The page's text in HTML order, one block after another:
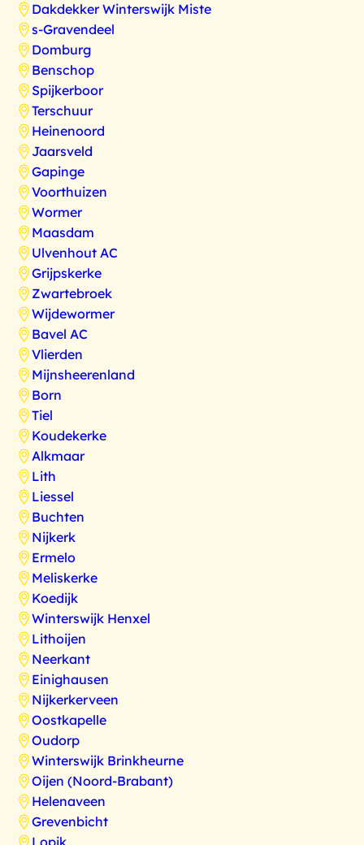
Dakdekker Winterswijk Miste
s-Gravendeel
Domburg
Benschop
Spijkerboor
Terschuur
Heinenoord
Jaarsveld
Gapinge
Voorthuizen
Wormer
Maasdam
Ulvenhout AC
Grijpskerke
Zwartebroek
Wijdewormer
Bavel AC
Vlierden
Mijnsheerenland
Born
Tiel
Koudekerke
Alkmaar
Lith
Liessel
Buchten
Nijkerk
Ermelo
Meliskerke
Koedijk
Winterswijk Henxel
Lithoijen
Neerkant
Einighausen
Nijkerkerveen
Oostkapelle
Oudorp
Winterswijk Brinkheurne
Oijen (Noord-Brabant)
Helenaveen
Grevenbicht